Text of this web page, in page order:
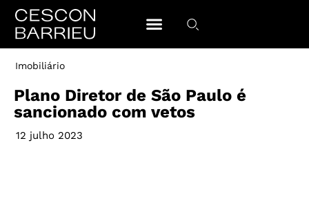
Imobiliário
Plano Diretor de São Paulo é
sancionado com vetos
12 julho 2023